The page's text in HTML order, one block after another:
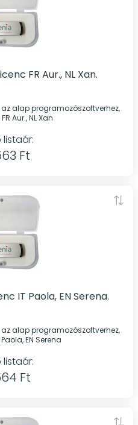
FR Aur., NL Xan.
alap programozószoftverhez,
Aur., NL Xan
listaár:
Ft
Ksenia - Loquendo licenc IT Paola, EN Serena.
alap programozószoftverhez,
EN Serena
listaár:
Ft